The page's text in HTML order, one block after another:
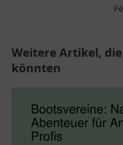
Weitere Artikel,
könnten